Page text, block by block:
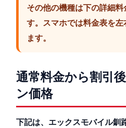
その他の機種は下の詳細
す。スマホでは料金表を
ます。
通常料金から割引
ン価格
下記は、エックスモバイル釧